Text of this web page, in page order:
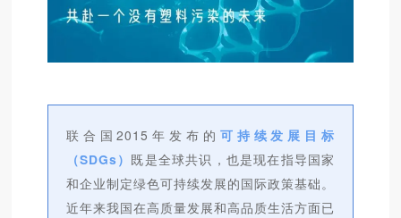
联合国2015年发布的 可持续发展目标
（SDGs） 既是全球共识，也是现在指导国家
和企业制定绿色可持续发展的国际政策基础。
近年来我国在高质量发展和高品质生活方面已